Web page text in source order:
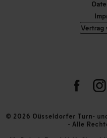
Vertrag
© 2026 Düsseldorfer Turn-
- Alle